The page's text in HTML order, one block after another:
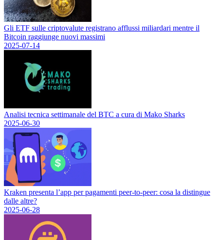
Gli ETF sulle criptovalute registrano afflussi miliardari mentre il
Bitcoin raggiunge nuovi massimi
2025-07-14
Analisi tecnica settimanale del BTC a cura di Mako Sharks
2025-06-30
Kraken presenta l’app per pagamenti peer-to-peer: cosa la distingue
dalle altre?
2025-06-28